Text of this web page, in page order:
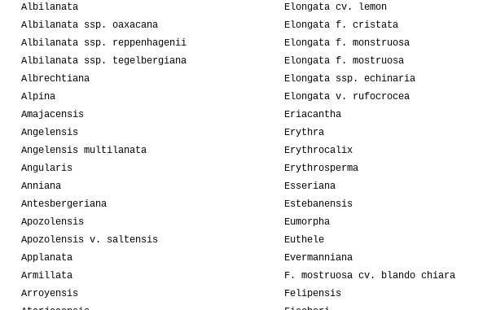
Albilanata
Albilanata ssp. oaxacana
Albilanata ssp. reppenhagenii
Albilanata ssp. tegelbergiana
Albrechtiana
Alpina
Amajacensis
Angelensis
Angelensis multilanata
Angularis
Anniana
Antesbergeriana
Apozolensis
Apozolensis v. saltensis
Applanata
Armillata
Arroyensis
Elongata cv. lemon
Elongata f. cristata
Elongata f. monstruosa
Elongata f. mostruosa
Elongata ssp. echinaria
Elongata v. rufocrocea
Eriacantha
Erythra
Erythrocalix
Erythrosperma
Esseriana
Estebanensis
Eumorpha
Euthele
Evermanniana
F. mostruosa cv. blando chiara
Felipensis